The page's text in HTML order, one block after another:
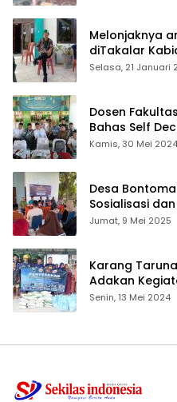
Melonjaknya
diTakalar
angkat bicara
Selasa, 21 Januari
Dosen
Bahas Self
Ijtima Ulama
Kamis, 30 Mei 2024
Desa
Sosialisasi
ID
Jumat, 9 Mei 2025
Karang
Adakan
Dhuafa dan
Senin, 13 Mei 2024